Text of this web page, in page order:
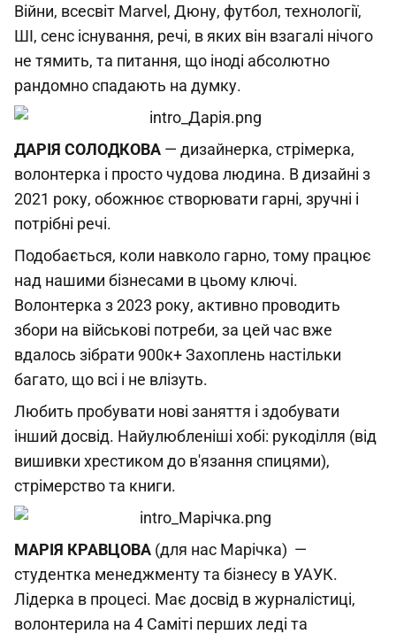
Війни, всесвіт Marvel, Дюну, футбол, технології,
ШІ, сенс існування, речі, в яких він взагалі нічого
не тямить, та питання, що іноді абсолютно
рандомно спадають на думку.
ДАРІЯ СОЛОДКОВА — дизайнерка, стрімерка,
волонтерка і просто чудова людина. В дизайні з
2021 року, обожнює створювати гарні, зручні і
потрібні речі.
Подобається, коли навколо гарно, тому працює
над нашими бізнесами в цьому ключі.
Волонтерка з 2023 року, активно проводить
збори на військові потреби, за цей час вже
вдалось зібрати 900к+ Захоплень настільки
багато, що всі і не влізуть.
Любить пробувати нові заняття і здобувати
інший досвід. Найулюбленіші хобі: рукоділля (від
вишивки хрестиком до в'язання спицями),
стрімерство та книги.
МАРІЯ КРАВЦОВА (для нас Марічка) —
студентка менеджменту та бізнесу в УАУК.
Лідерка в процесі. Має досвід в журналістиці,
волонтерила на 4 Саміті перших леді та